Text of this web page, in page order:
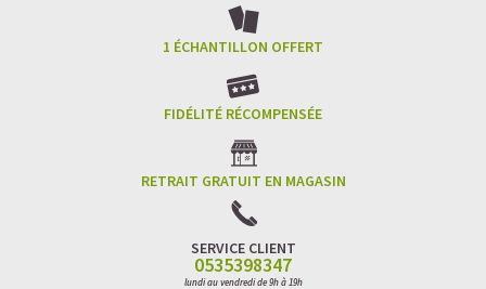
1 ÉCHANTILLON OFFERT
FIDÉLITÉ RÉCOMPENSÉE
RETRAIT GRATUIT EN MAGASIN
SERVICE CLIENT
0535398347
lundi au vendredi de 9h à 19h